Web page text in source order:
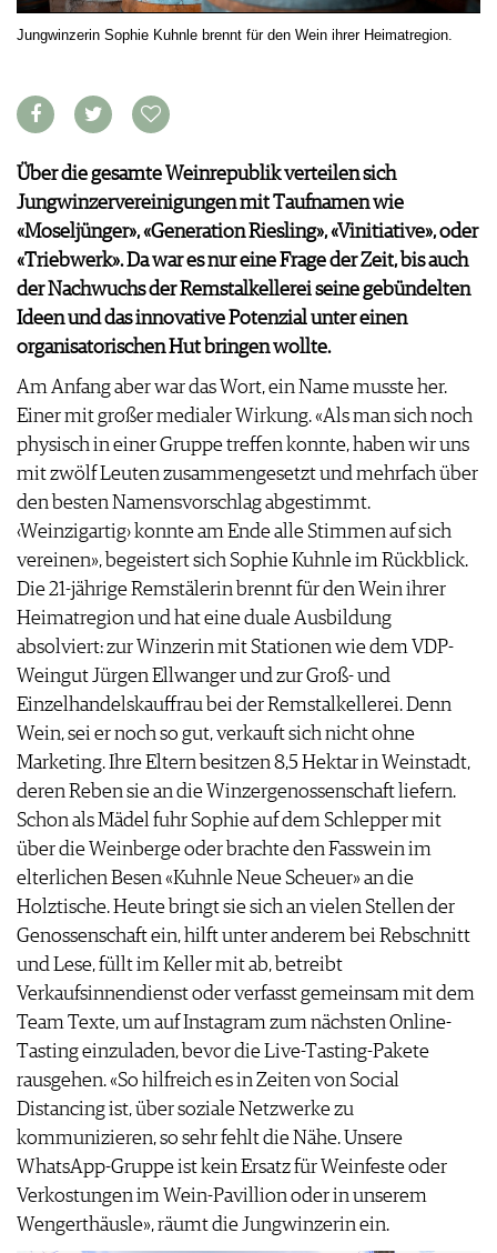
VORTEILSWELT
APPS
VIDEOS
BÜCHER
NEWS
WEINSZENE
PORTRAITS
VINOPHILES
ARCHIV
ANMELDEN
AWARDS
GEWINNSPIELE
VORTEILSWELT
TRINKREIFETABELLE
WEINSUCHE
NEWSLETTER
WINE TRADE CLUB
WERBUNG
IMPRESSUM
AGB & DATENSCHUTZ
Jungwinzerin Sophie Kuhnle brennt für den Wein ihrer Heimatregion.
Über die gesamte Weinrepublik verteilen sich
Jungwinzervereinigungen mit Taufnamen wie
«Moseljünger», «Generation Riesling», «Vinitiative», oder
«Triebwerk». Da war es nur eine Frage der Zeit, bis auch
der Nachwuchs der Remstalkellerei seine gebündelten
Ideen und das innovative Potenzial unter einen
organisatorischen Hut bringen wollte.
Am Anfang aber war das Wort, ein Name musste her.
Einer mit großer medialer Wirkung. «Als man sich noch
physisch in einer Gruppe treffen konnte, haben wir uns
mit zwölf Leuten zusammengesetzt und mehrfach über
den besten Namensvorschlag abgestimmt.
‹Weinzigartig› konnte am Ende alle Stimmen auf sich
vereinen», begeistert sich Sophie Kuhnle im Rückblick.
Die 21-jährige Remstälerin brennt für den Wein ihrer
Heimatregion und hat eine duale Ausbildung
absolviert: zur Winzerin mit Stationen wie dem VDP-
Weingut Jürgen Ellwanger und zur Groß- und
Einzelhandelskauffrau bei der Remstalkellerei. Denn
Wein, sei er noch so gut, verkauft sich nicht ohne
Marketing. Ihre Eltern besitzen 8,5 Hektar in Weinstadt,
deren Reben sie an die Winzergenossenschaft liefern.
Schon als Mädel fuhr Sophie auf dem Schlepper mit
über die Weinberge oder brachte den Fasswein im
elterlichen Besen «Kuhnle Neue Scheuer» an die
Holztische. Heute bringt sie sich an vielen Stellen der
Genossenschaft ein, hilft unter anderem bei Rebschnitt
und Lese, füllt im Keller mit ab, betreibt
Verkaufsinnendienst oder verfasst gemeinsam mit dem
Team Texte, um auf Instagram zum nächsten Online-
Tasting einzuladen, bevor die Live-Tasting-Pakete
rausgehen. «So hilfreich es in Zeiten von Social
Distancing ist, über soziale Netzwerke zu
kommunizieren, so sehr fehlt die Nähe. Unsere
WhatsApp-Gruppe ist kein Ersatz für Weinfeste oder
Verkostungen im Wein-Pavillion oder in unserem
Wengerthäusle», räumt die Jungwinzerin ein.